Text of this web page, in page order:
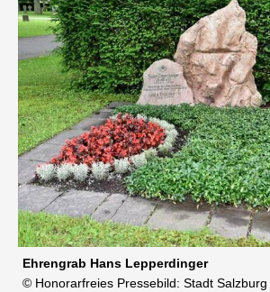
Ehrengrab Hans Lepperdinger
© Honorarfreies Pressebild: Stadt